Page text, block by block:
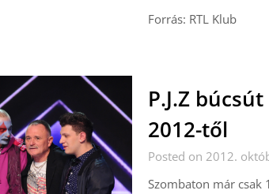
Forrás: RTL Klub
P.J.Z
2012-től
Posted on 2012.
Szombaton már csak